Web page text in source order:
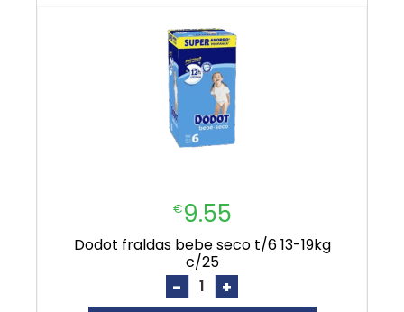
€9.55
dodot fraldas bebe seco t/6 13-19kg
c/25
- +